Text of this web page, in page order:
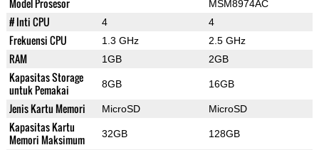
Model Prosesor MSM8974AC
# Inti CPU 4 4
Frekuensi CPU 1.3 GHz 2.5 GHz
RAM 1GB 2GB
Kapasitas Storage
untuk Pemakai
8GB 16GB
Jenis Kartu Memori MicroSD MicroSD
Kapasitas Kartu
Memori Maksimum
32GB 128GB